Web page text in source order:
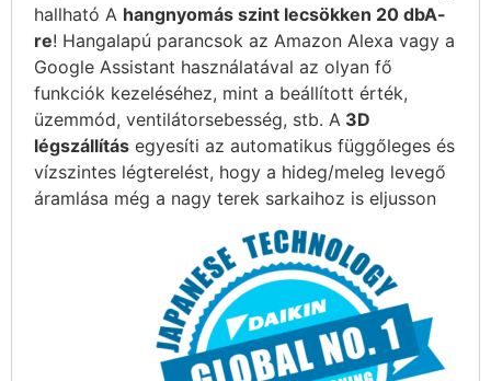
hallható A hangnyomás szint lecsökken 20 dbA-
re! Hangalapú parancsok az Amazon Alexa vagy a
Google Assistant használatával az olyan fő
funkciók kezeléséhez, mint a beállított érték,
üzemmód, ventilátorsebesség, stb. A 3D
légszállítás egyesíti az automatikus függőleges és
vízszintes légterelést, hogy a hideg/meleg levegő
áramlása még a nagy terek sarkaihoz is eljusson